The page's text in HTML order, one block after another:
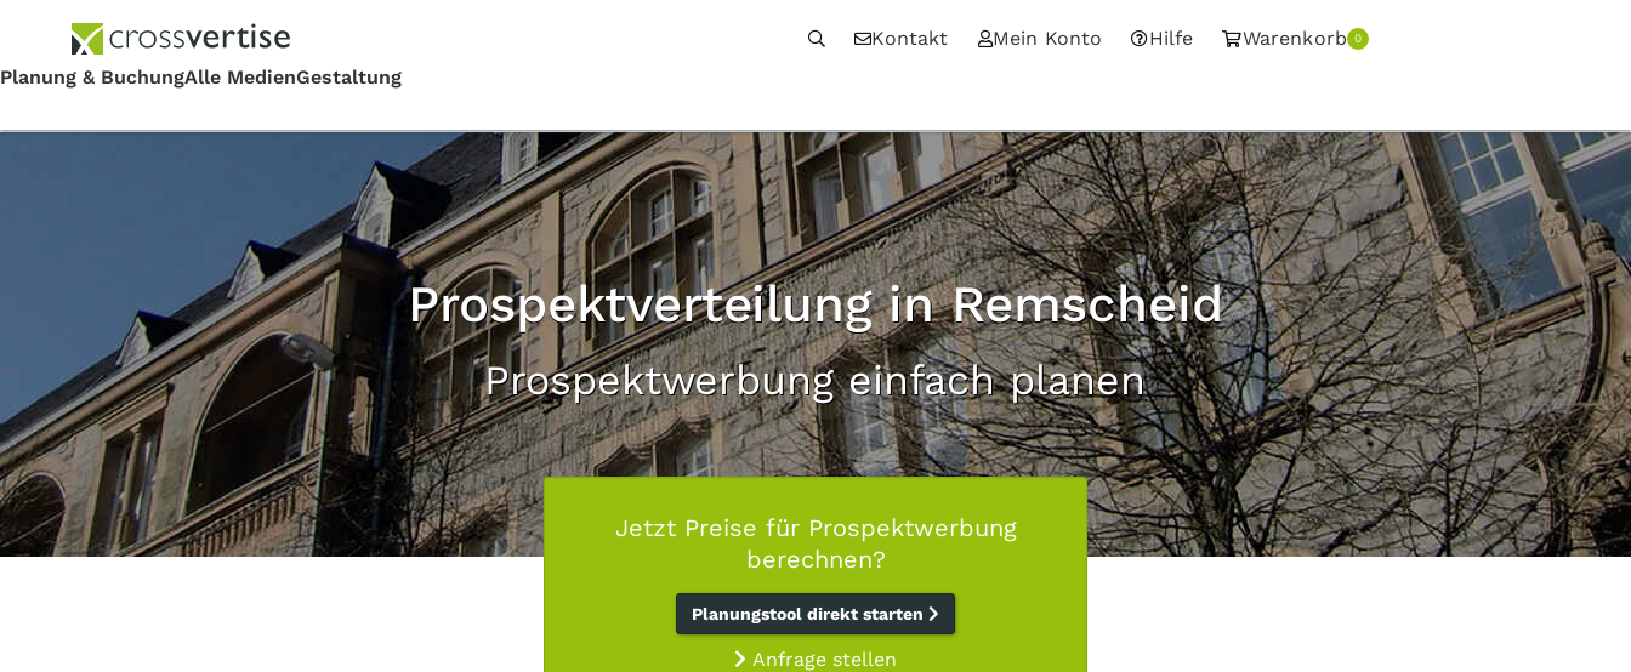
Kontakt Mein Konto Hilfe Warenkorb 0
Prospektverteilung in Remscheid
Prospektwerbung einfach planen
Jetzt Preise für Prospektwerbung
berechnen?
Planungstool direkt starten
Anfrage stellen